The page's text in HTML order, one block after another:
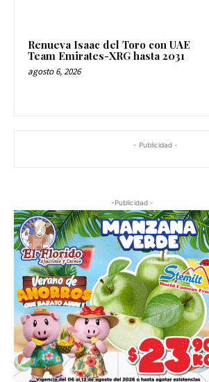
Renueva Isaac del Toro con UAE
Team Emirates-XRG hasta 2031
agosto 6, 2026
- Publicidad -
-Publicidad -